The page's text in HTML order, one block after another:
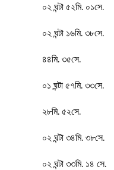
০২ ঘন্টা ৫২মি. ০১সে.
০২ ঘন্টা ১৬মি. ৩৮সে.
৪৪মি. ৩৫সে.
০১ ঘন্টা ৫৭মি. ৩৩সে.
২৮মি. ৫২সে.
০২ ঘন্টা ৩৪মি. ৩৮সে.
০২ ঘন্টা ৩৩মি. ১৪ সে.